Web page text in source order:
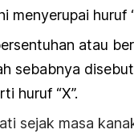
menyerupai huruf
atau
sebabnya
huruf “X”.
sejak masa